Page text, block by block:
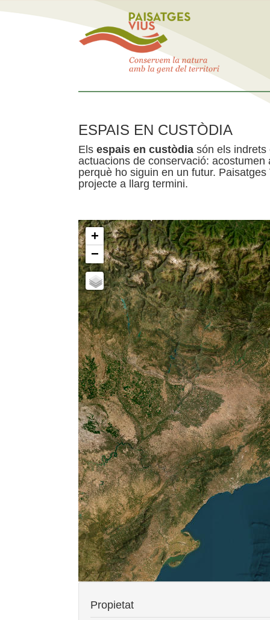
ESPAIS EN CUSTÒDIA
Els espais en custòdia són els indrets
actuacions de conservació:
perquè ho siguin en un futur.
projecte a llarg termini.
+
−
Propietat